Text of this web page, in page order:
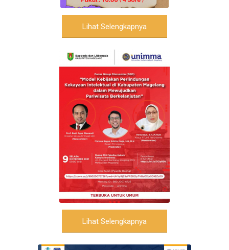
Lihat Selengkapnya
Lihat Selengkapnya